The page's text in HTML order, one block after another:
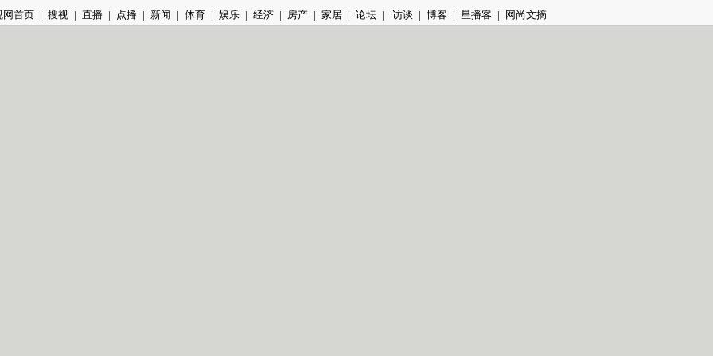
网首页 | 搜视 | 直播 | 点播 | 新闻 | 体育 | 娱乐 | 经济 | 房产 | 家居 | 论坛 | 访谈 | 博客 | 星播客 | 网尚文摘